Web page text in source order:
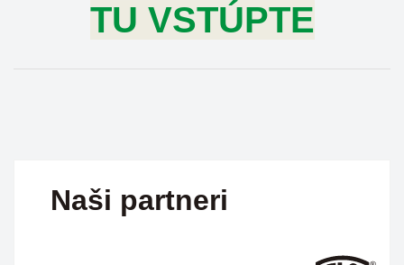
TU VSTÚPTE
Naši partneri